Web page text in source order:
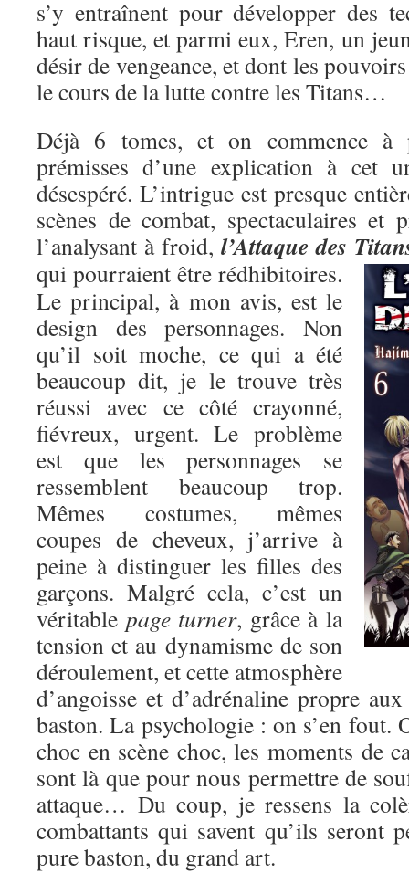
s’y entraînent pour développer des
haut risque, et parmi eux, Eren, un
désir de vengeance, et dont les
le cours de la lutte contre les Titans…
Déjà 6 tomes, et on commence à
prémisses d’une explication à cet
désespéré. L’intrigue est presque
scènes de combat, spectaculaires et
l’analysant à froid, l’Attaque des
qui pourraient être rédhibitoires.
Le principal, à mon avis, est le
design des personnages. Non
qu’il soit moche, ce qui a été
beaucoup dit, je le trouve très
réussi avec ce côté crayonné,
fiévreux, urgent. Le problème
est que les personnages se
ressemblent beaucoup trop.
Mêmes costumes, mêmes
coupes de cheveux, j’arrive à
peine à distinguer les filles des
garçons. Malgré cela, c’est un
véritable page turner, grâce à la
tension et au dynamisme de son
déroulement, et cette atmosphère
d’angoisse et d’adrénaline propre
baston. La psychologie : on s’en fout.
choc en scène choc, les moments de
sont là que pour nous permettre de
attaque… Du coup, je ressens la
combattants qui savent qu’ils seront
pure baston, du grand art.